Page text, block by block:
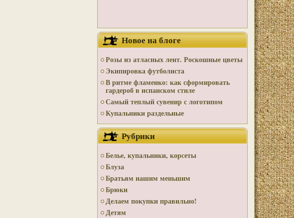
Новое на блоге
Розы из атласных лент. Роскошные цветы
Экипировка футболиста
В ритме фламенко: как сформировать
гардероб в испанском стиле
Самый теплый сувенир с логотипом
Купальники раздельные
Рубрики
Белье, купальники, корсеты
Блуза
Братьям нашим меньшим
Брюки
Делаем покупки правильно!
Детям